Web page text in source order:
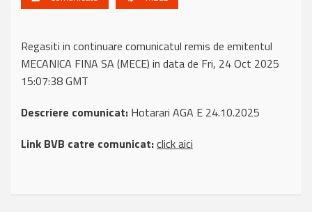
Regasiti in continuare comunicatul remis de emitentul
MECANICA FINA SA (MECE) in data de Fri, 24 Oct 2025
15:07:38 GMT
Descriere comunicat: Hotarari AGA E 24.10.2025
Link BVB catre comunicat:click aici